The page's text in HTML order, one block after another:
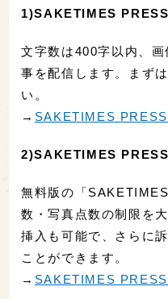
1)SAKETIMES
文字数は400字以内、
事を配信します。まず
い。
→ SAKETIMES PRESS
2)SAKETIMES
無料版の「
数・写真点数の制限を
挿入も可能で、さらに
ことができます。
→ SAKETIMES